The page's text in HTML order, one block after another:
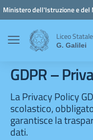
Vai ai contenuti
Vai al menu di navigazione
Vai al footer
Ministero dell'Istruzione e del
Liceo Statale
G. Galilei
GDPR –
La Privacy Policy
scolastico,
garantisce la
dati.